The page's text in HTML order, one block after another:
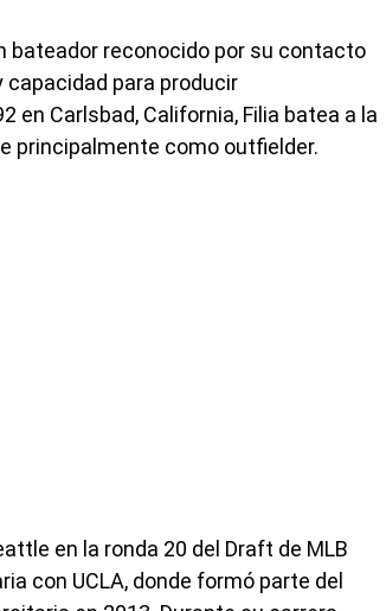
bateador reconocido por su contacto
para producir
en Carlsbad, California, Filia batea a la
principalmente como outfielder.
en la ronda 20 del Draft de MLB
con UCLA, donde formó parte del